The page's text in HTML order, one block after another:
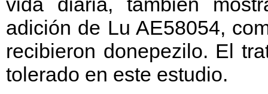
adición de Lu AE58054,
recibieron donepezilo. El
tolerado en este estudio.